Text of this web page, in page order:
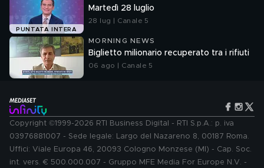
PUNTATA INTERA
Martedì 28 luglio
28 lug | Canale 5
MORNING NEWS
Biglietto milionario recuperato tra i rifiuti
06 ago | Canale 5
Copyright ©1999-2026 RTI Business Digital - RTI S.p.A.: p. iva
03976881007 - Sede legale: Largo del Nazareno 8, 00187 Roma.
Uffici: Viale Europa 46, 20093 Cologno Monzese (MI) - Cap. Soc.
int. vers. € 500.000.007 - Gruppo MFE Media For Europe N.V. -